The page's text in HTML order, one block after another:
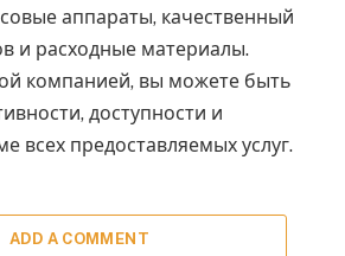
аппараты, качественный
и расходные материалы.
компанией, вы можете быть
доступности и
всех предоставляемых услуг.
ADD A COMMENT